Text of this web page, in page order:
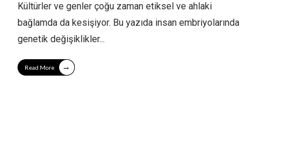
Kültürler ve genler çoğu zaman etiksel ve ahlaki
bağlamda da kesişiyor. Bu yazıda insan embriyolarında
genetik değişiklikler...
Read More →